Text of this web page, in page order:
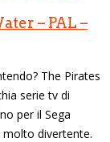
– PAL –
The Pirates
serie tv di
per il Sega
divertente.